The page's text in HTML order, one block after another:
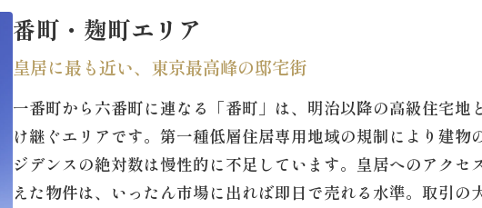
番町・麹町エリア
皇居に最も近い、東京最高峰の邸宅街
一番町から六番町に連なる「番町」は、明治以降の高級住宅地
け継ぐエリアです。第一種低層住居専用地域の規制により建物
ジデンスの絶対数は慢性的に不足しています。皇居へのアクセ
えた物件は、いったん市場に出れば即日で売れる水準。取引の